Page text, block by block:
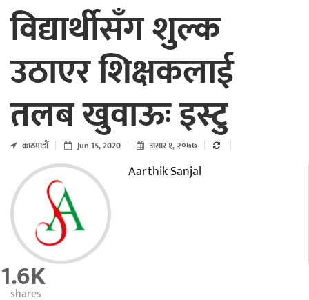
विद्यार्थीसँग शुल्क
उठाएर शिक्षकलाई
तलब खुवाऊः इस्टु
काठमाडाैं Jun 15, 2020 असार १, २०७७
Aarthik Sanjal
1.6K
shares